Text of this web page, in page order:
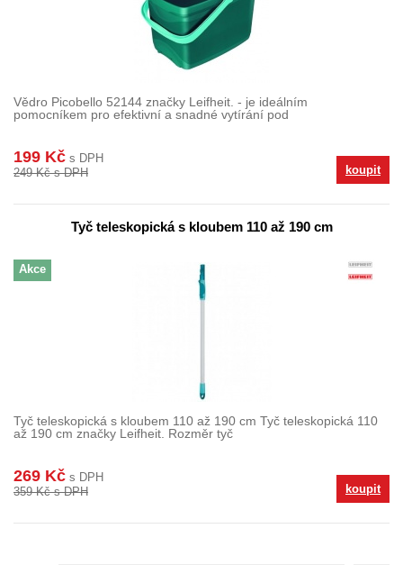
Vědro Picobello 52144 značky Leifheit. - je ideálním
pomocníkem pro efektivní a snadné vytírání pod
199 Kč s DPH
249 Kč s DPH
koupit
Akce
Tyč teleskopická s kloubem 110 až 190 cm
Tyč teleskopická s kloubem 110 až 190 cm Tyč teleskopická 110
až 190 cm značky Leifheit. Rozměr tyč
269 Kč s DPH
359 Kč s DPH
koupit